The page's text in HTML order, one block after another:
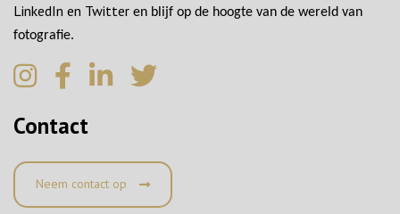
LinkedIn en Twitter en blijf op de hoogte van de wereld van
fotografie.
Contact
Neem contact op